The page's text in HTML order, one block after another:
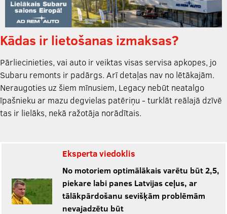
Kādas ir lietošanas izmaksas?
Pārliecinieties, vai auto ir veiktas visas servisa apkopes, jo
Subaru remonts ir padārgs. Arī detaļas nav no lētākajām.
Neraugoties uz šiem mīnusiem, Legacy nebūt neatalgo
īpašnieku ar mazu degvielas patēriņu - turklāt reālajā dzīvē
tas ir lielāks, nekā ražotāja norādītais.
Eksperta viedoklis
No motoriem optimālākais varētu būt 2,5,
piekare labi panes Latvijas ceļus, ar
tālākpārdošanu sevišķām problēmām
nevajadzētu būt